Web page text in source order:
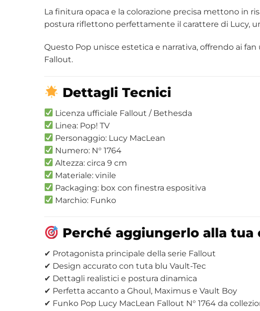
La finitura opaca e la colorazione precisa mettono in
postura riflettono perfettamente il carattere di Lucy,
Questo Pop unisce estetica e narrativa, offrendo ai
Fallout.
Dettagli Tecnici
Licenza ufficiale Fallout / Bethesda
Linea: Pop! TV
Personaggio: Lucy MacLean
Numero: N° 1764
Altezza: circa 9 cm
Materiale: vinile
Packaging: box con finestra espositiva
Marchio: Funko
Perché aggiungerlo alla tua
✔ Protagonista principale della serie Fallout
✔ Design accurato con tuta blu Vault-Tec
✔ Dettagli realistici e postura dinamica
✔ Perfetta accanto a Ghoul, Maximus e Vault Boy
✔ Funko Pop Lucy MacLean Fallout N° 1764 da